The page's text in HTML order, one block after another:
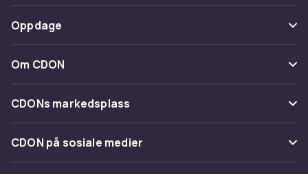
Spor pakke
Angre & returner her
Kontakt oss
Betaling
Levering
Tilbakekallinger
Oppdage
Kategorier
Varemerker
Om CDON
Om oss
Kundeanmeldelser
Jobbe på CDON
CDONs markedsplass
Merchant Help Center
CDON på sosiale medier